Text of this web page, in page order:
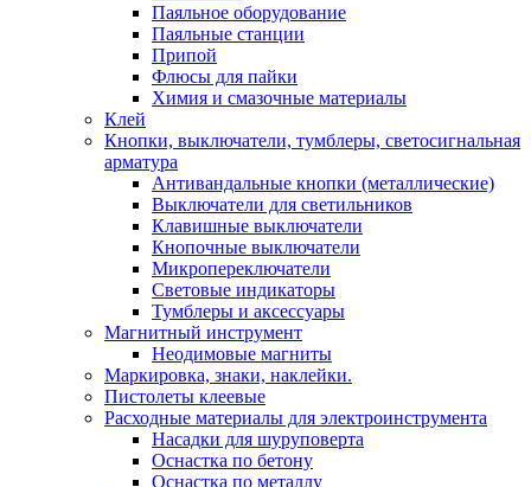
Паяльное оборудование
Паяльные станции
Припой
Флюсы для пайки
Химия и смазочные материалы
Клей
Кнопки, выключатели, тумблеры, светосигнальная
арматура
Антивандальные кнопки (металлические)
Выключатели для светильников
Клавишные выключатели
Кнопочные выключатели
Микропереключатели
Световые индикаторы
Тумблеры и аксессуары
Магнитный инструмент
Неодимовые магниты
Маркировка, знаки, наклейки.
Пистолеты клеевые
Расходные материалы для электроинструмента
Насадки для шуруповерта
Оснастка по бетону
Оснастка по металлу